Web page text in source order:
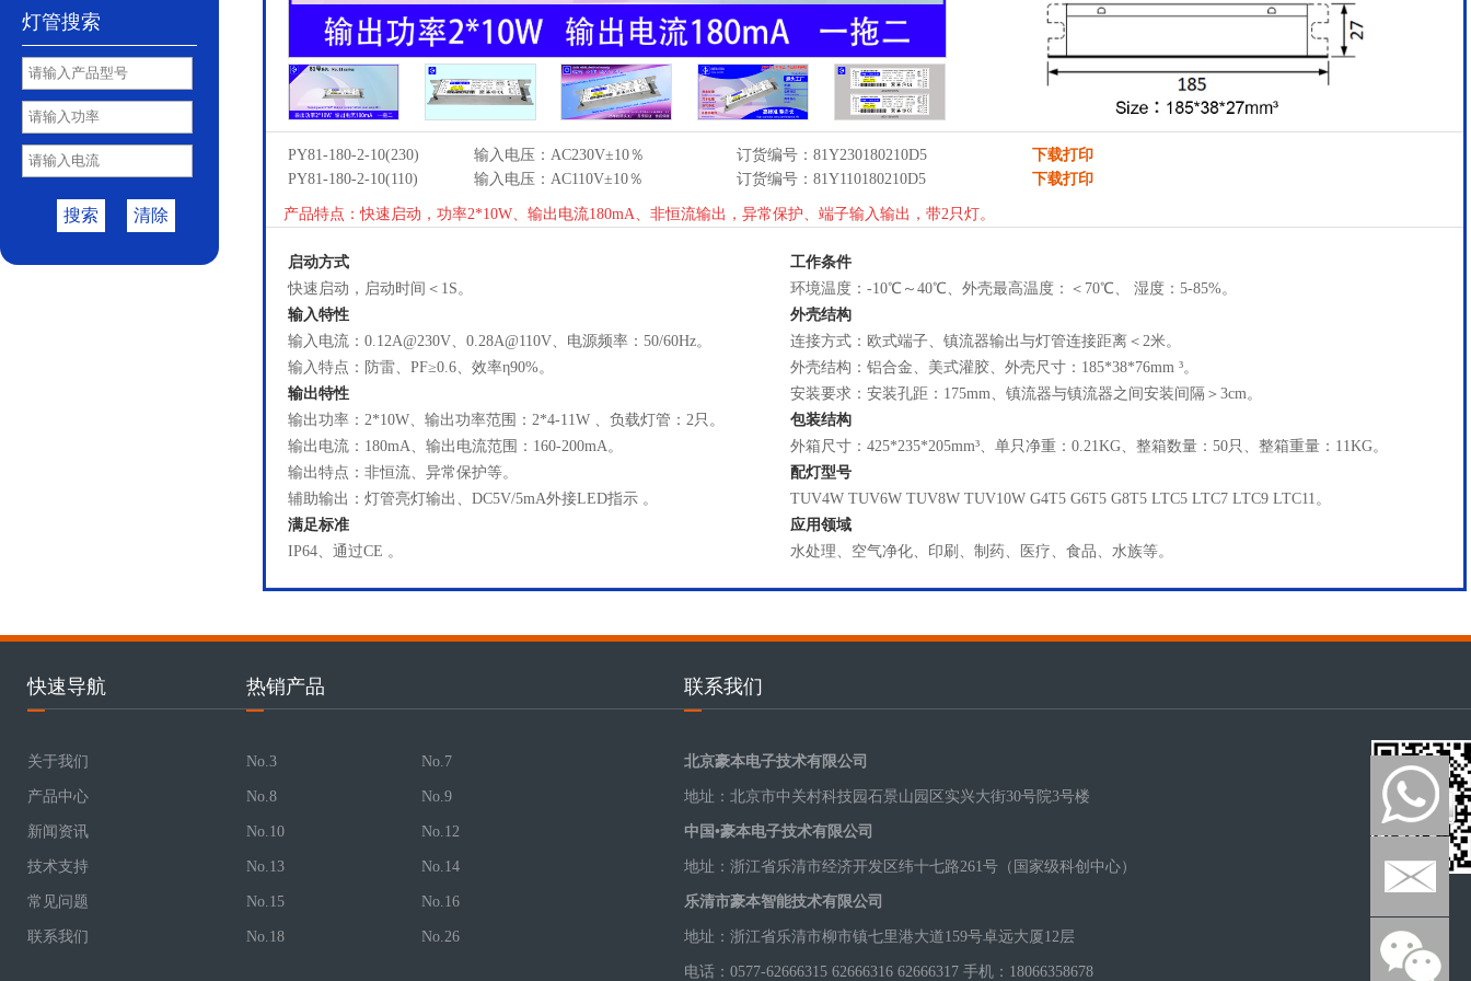
灯管搜索
清除
搜索
PY81-180-2-10(230) 输入电压：AC230V±10％ 订货编号：81Y230180210D5
下载打印
PY81-180-2-10(110)
输入电压：AC110V±10％ 订货编号：81Y110180210D5 下载打印
产品特点：快速启动，功率2*10W、输出电流180mA、非恒流输出，异常保护、端子输入输出，带2只灯。
启动方式
快速启动，启动时间＜1S。
输入特性
输入电流：0.12A@230V、0.28A@110V、电源频率：50/60Hz。
输入特点：防雷、PF≥0.6、效率η90%。
输出特性
输出功率：2*10W、输出功率范围：2*4-11W 、负载灯管：2只。
输出电流：180mA、输出电流范围：160-200mA。
输出特点：非恒流、异常保护等。
辅助输出：灯管亮灯输出、DC5V/5mA外接LED指示 。
满足标准
IP64、通过CE 。
工作条件
环境温度：-10℃～40℃、外壳最高温度：＜70℃、 湿度：5-85%。
外壳结构
连接方式：欧式端子、镇流器输出与灯管连接距离＜2米。
外壳结构：铝合金、美式灌胶、外壳尺寸：185*38*76mm ³。
安装要求：安装孔距：175mm、镇流器与镇流器之间安装间隔＞3cm。
包装结构
外箱尺寸：425*235*205mm³、单只净重：0.21KG、整箱数量：50只、整箱重量：11KG。
配灯型号
TUV4W TUV6W TUV8W TUV10W G4T5 G6T5 G8T5 LTC5 LTC7 LTC9 LTC11。
应用领域
水处理、空气净化、印刷、制药、医疗、食品、水族等。
快速导航
关于我们
产品中心
新闻资讯
技术支持
常见问题
联系我们
热销产品
No.3 No.7
No.8 No.9
No.10 No.12
No.13 No.14
No.15 No.16
No.18 No.26
联系我们
北京豪本电子技术有限公司
地址：北京市中关村科技园石景山园区实兴大街30号院3号楼
中国•豪本电子技术有限公司
地址：浙江省乐清市经济开发区纬十七路261号（国家级科创中心）
乐清市豪本智能技术有限公司
地址：浙江省乐清市柳市镇七里港大道159号卓远大厦12层
电话：0577-62666315 62666316 62666317 手机：18066358678